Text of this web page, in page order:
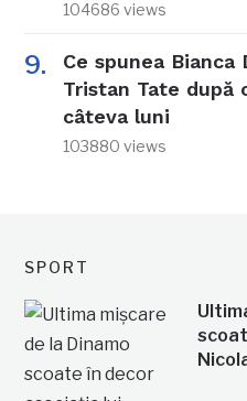
104686 views
Ce spunea Bianca
Tristan Tate după
câteva luni
103880 views
SPORT